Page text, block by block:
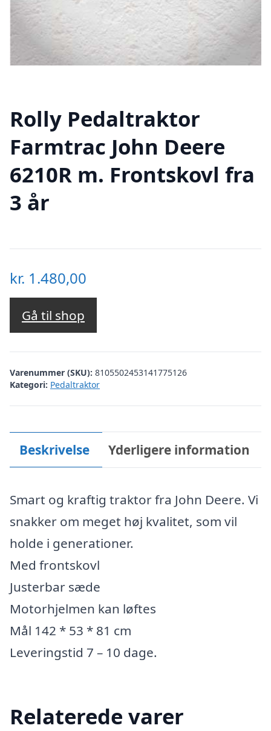
Rolly Pedaltraktor
Farmtrac John Deere
6210R m. Frontskovl fra
3 år
kr. 1.480,00
Gå til shop
Varenummer (SKU): 8105502453141775126
Kategori: Pedaltraktor
Beskrivelse Yderligere information
Smart og kraftig traktor fra John Deere. Vi
snakker om meget høj kvalitet, som vil
holde i generationer.
Med frontskovl
Justerbar sæde
Motorhjelmen kan løftes
Mål 142 * 53 * 81 cm
Leveringstid 7 – 10 dage.
Relaterede varer